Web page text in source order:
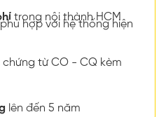
trong nội thành HCM
hợp với hệ thống hiện
chứng từ CO - CQ kèm
lên đến 5 năm